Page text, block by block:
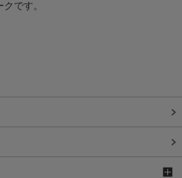
です。